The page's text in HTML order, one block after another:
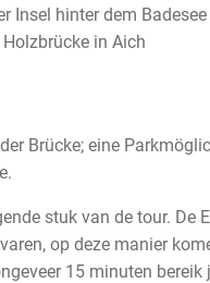
Insel hinter dem
in Aich
Brücke; eine
stuk van de tour. De
op deze manier
15 minuten bereik